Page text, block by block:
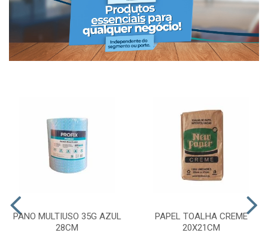
PANO MULTIUSO 35G AZUL
28CM
PAPEL TOALHA CREME
20X21CM